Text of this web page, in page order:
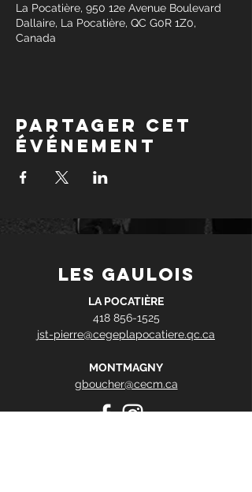
La Pocatière, 950 12e Avenue Boulevard
Dallaire, La Pocatière, QC G0R 1Z0,
Canada
Partager cet
événement
les gaulois
LA POCATIÈRE
418 856-1525
jst-pierre@cegeplapocatiere.qc.ca
MONTMAGNY
gboucher@cecm.ca